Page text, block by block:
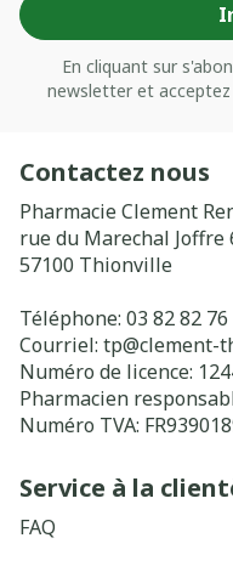
En cliquant sur
newsletter et
Contactez nous
Pharmacie Clement
rue du Marechal Joffre
57100 Thionville
Téléphone: 03 82 82 76
Courriel: tp@clement-
Numéro de licence:
Pharmacien
Numéro TVA:
Service à la
FAQ